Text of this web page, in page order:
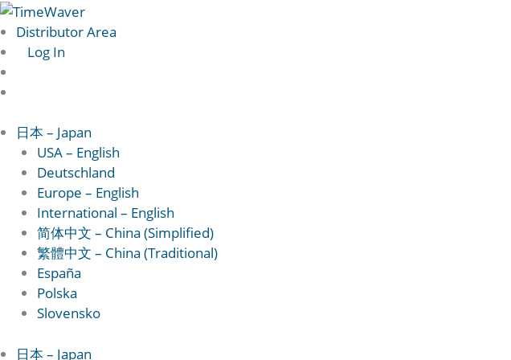
Skip
to
content
Distributor Area
Log In
日本 – Japan
USA – English
Deutschland
Europe – English
International – English
简体中文 – China (Simplified)
繁體中文 – China (Traditional)
España
Polska
Slovensko
日本 – Japan